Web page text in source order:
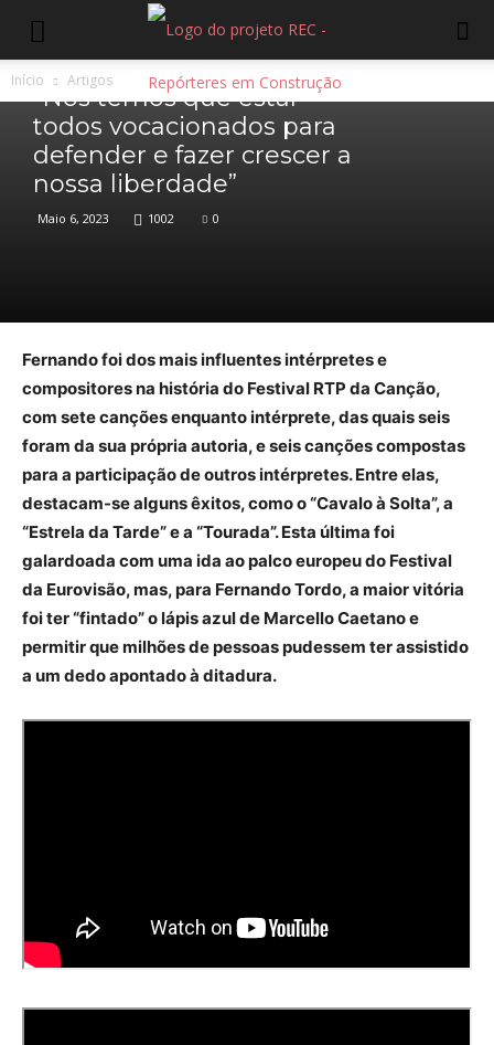
Início Artigos
Artigos
“Nós temos que estar
todos vocacionados para
defender e fazer crescer a
nossa liberdade”
Maio 6, 2023 1002 0
Fernando foi dos mais influentes intérpretes e
compositores na história do Festival RTP da Canção,
com sete canções enquanto intérprete, das quais seis
foram da sua própria autoria, e seis canções compostas
para a participação de outros intérpretes. Entre elas,
destacam-se alguns êxitos, como o “Cavalo à Solta”, a
“Estrela da Tarde” e a “Tourada”. Esta última foi
galardoada com uma ida ao palco europeu do Festival
da Eurovisão, mas, para Fernando Tordo, a maior vitória
foi ter “fintado” o lápis azul de Marcello Caetano e
permitir que milhões de pessoas pudessem ter assistido
a um dedo apontado à ditadura.